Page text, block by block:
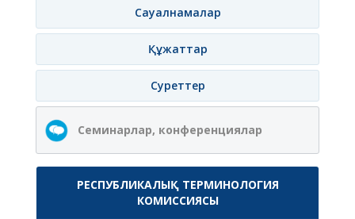
Сауалнамалар
Құжаттар
Суреттер
Семинарлар, конференциялар
РЕСПУБЛИКАЛЫҚ ТЕРМИНОЛОГИЯ
КОМИССИЯСЫ